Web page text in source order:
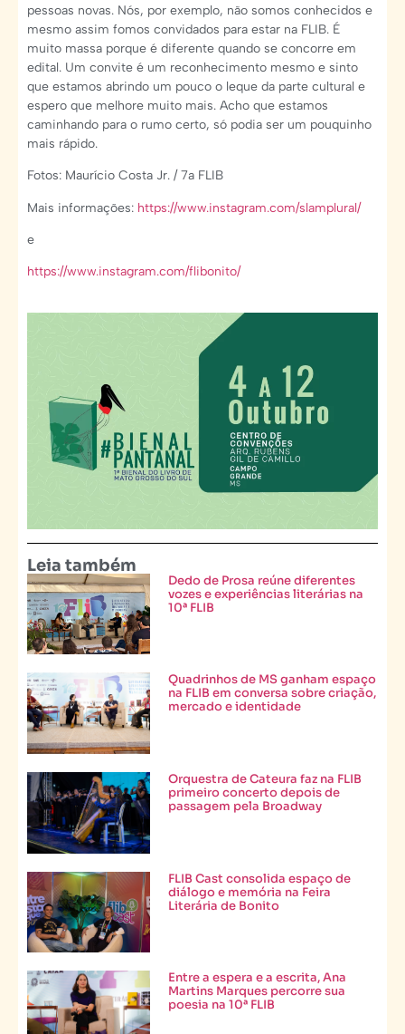
pessoas novas. Nós, por exemplo, não somos conhecidos e
mesmo assim fomos convidados para estar na FLIB. É
muito massa porque é diferente quando se concorre em
edital. Um convite é um reconhecimento mesmo e sinto
que estamos abrindo um pouco o leque da parte cultural e
espero que melhore muito mais. Acho que estamos
caminhando para o rumo certo, só podia ser um pouquinho
mais rápido.
Fotos: Maurício Costa Jr. / 7a FLIB
Mais informações: https://www.instagram.com/slamplural/
e
https://www.instagram.com/flibonito/
Leia também
Dedo de Prosa reúne diferentes
vozes e experiências literárias na
10ª FLIB
Quadrinhos de MS ganham espaço
na FLIB em conversa sobre criação,
mercado e identidade
Orquestra de Cateura faz na FLIB
primeiro concerto depois de
passagem pela Broadway
FLIB Cast consolida espaço de
diálogo e memória na Feira
Literária de Bonito
Entre a espera e a escrita, Ana
Martins Marques percorre sua
poesia na 10ª FLIB